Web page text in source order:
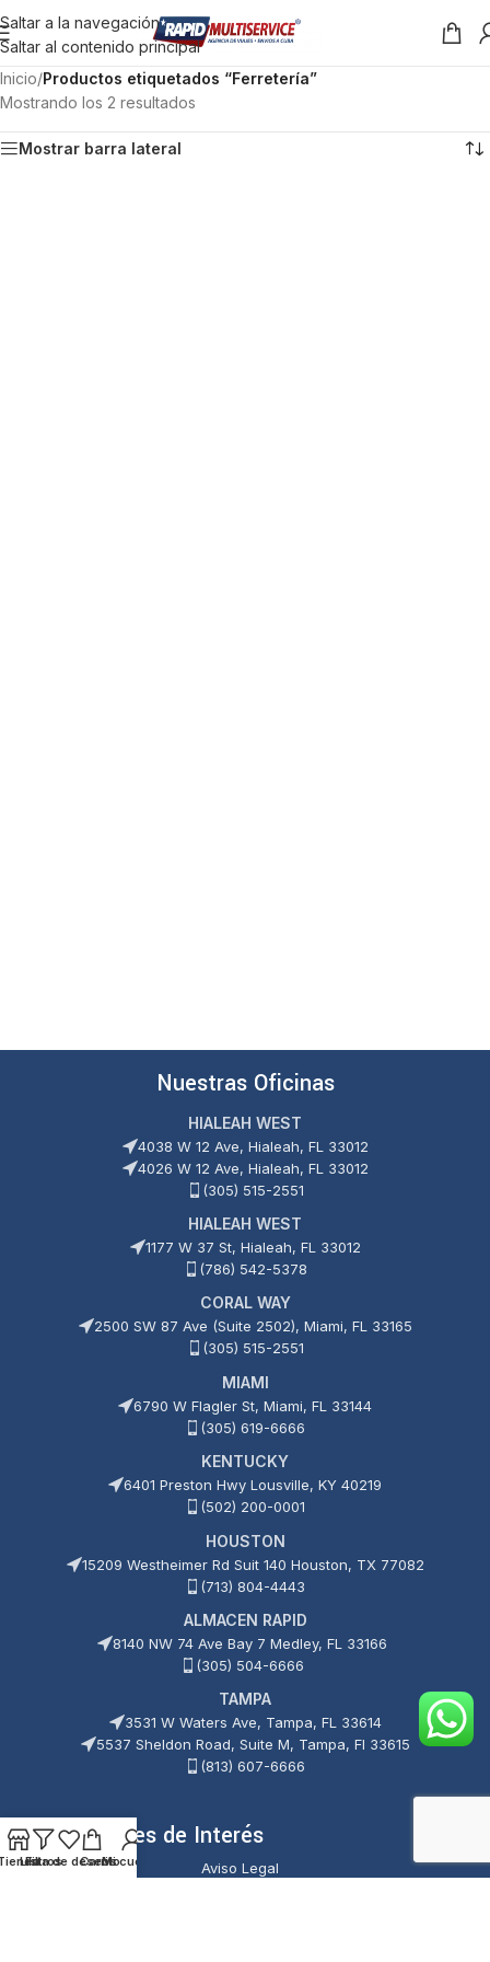
Saltar a la navegación
Saltar al contenido principal
Inicio/Productos etiquetados “Ferretería”
Mostrando los 2 resultados
Mostrar barra lateral
Nuestras Oficinas
HIALEAH WEST
4038 W 12 Ave, Hialeah, FL 33012
4026 W 12 Ave, Hialeah, FL 33012
(305) 515-2551
HIALEAH WEST
1177 W 37 St, Hialeah, FL 33012
(786) 542-5378
CORAL WAY
2500 SW 87 Ave (Suite 2502), Miami, FL 33165
(305) 515-2551
MIAMI
6790 W Flagler St, Miami, FL 33144
(305) 619-6666
KENTUCKY
6401 Preston Hwy Lousville, KY 40219
(502) 200-0001
HOUSTON
15209 Westheimer Rd Suit 140 Houston, TX 77082
(713) 804-4443
ALMACEN RAPID
8140 NW 74 Ave Bay 7 Medley, FL 33166
(305) 504-6666
TAMPA
3531 W Waters Ave, Tampa, FL 33614
5537 Sheldon Road, Suite M, Tampa, Fl 33615
(813) 607-6666
Enlaces de Interés
Aviso Legal
Filtros
Lista de deseos
CarritoMi cuenta